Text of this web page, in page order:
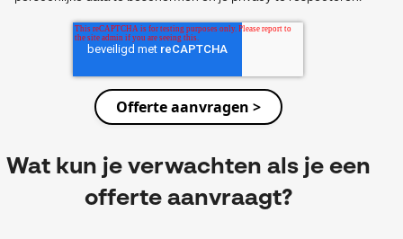
Wat kun je verwachten als je een
offerte aanvraagt?